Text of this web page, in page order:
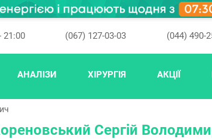
21:00 (067) 127-03-03 (044) 490-
АНАЛІЗИ ХІРУРГІЯ АКЦІЇ
Сергій